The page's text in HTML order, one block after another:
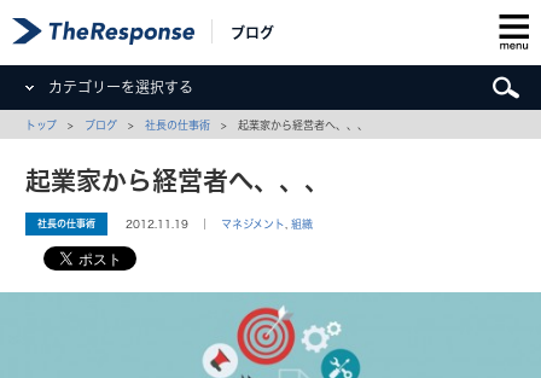
ブログ
カテゴリーを選択する
トップ > ブログ >社長の仕事術 > 起業家から経営者へ、、、
起業家から経営者へ、、、
社長の仕事術 2012.11.19 ｜ マネジメント ,組織